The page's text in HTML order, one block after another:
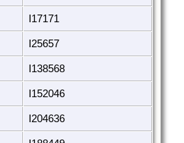
I17171
I25657
I138568
I152046
I204636